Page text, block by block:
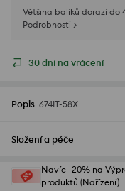
Většina balíků dorazí do
Podrobnosti >
30 dní na vrácení
Popis 674IT-58X
Složení a péče
Navíc -20% na
produktů (Nařízení)